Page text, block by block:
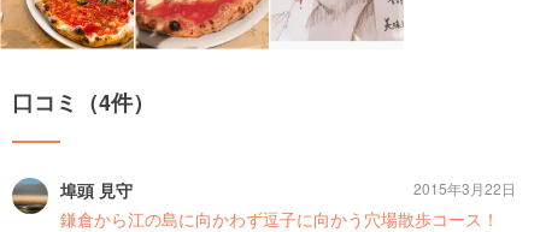
口コミ（4件）
埠頭 見守
鎌倉から江の島に向かわず逗子に向かう穴場散歩コース！
2015年3月22日